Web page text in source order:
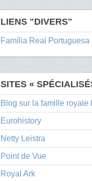
LIENS "DIVERS"
Família Real Portuguesa
SITES «
Blog sur la famille royale
Eurohistory
Netty Leistra
Point de Vue
Royal Ark